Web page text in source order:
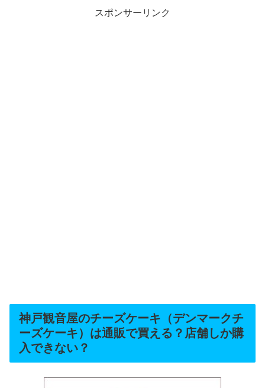
スポンサーリンク
神戸観音屋のチーズケーキ（デンマークチ
ーズケーキ）は通販で買える？店舗しか購
入できない？